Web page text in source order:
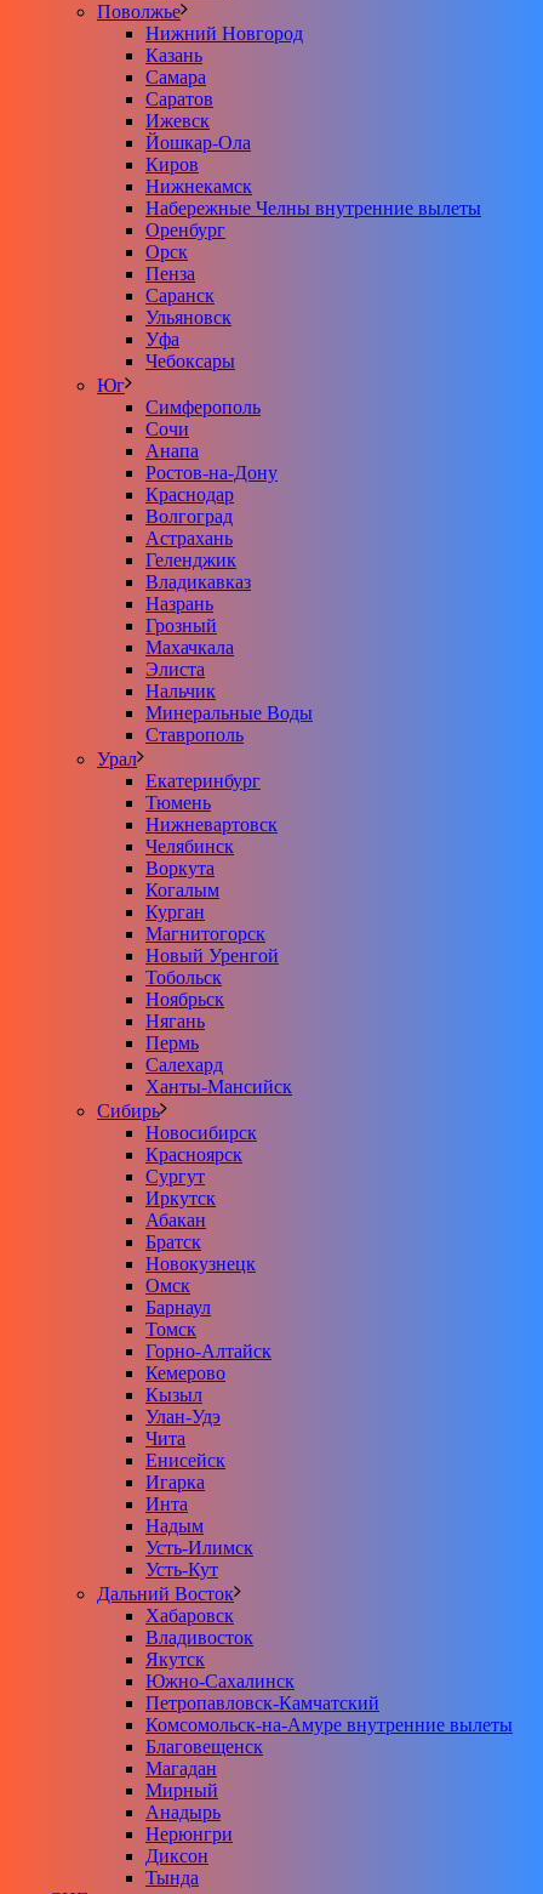
Поволжье
Нижний Новгород
Казань
Самара
Саратов
Ижевск
Йошкар-Ола
Киров
Нижнекамск
Набережные Челны внутренние вылеты
Оренбург
Орск
Пенза
Саранск
Ульяновск
Уфа
Чебоксары
Юг
Симферополь
Сочи
Анапа
Ростов-на-Дону
Краснодар
Волгоград
Астрахань
Геленджик
Владикавказ
Назрань
Грозный
Махачкала
Элиста
Нальчик
Минеральные Воды
Ставрополь
Урал
Екатеринбург
Тюмень
Нижневартовск
Челябинск
Воркута
Когалым
Курган
Магнитогорск
Новый Уренгой
Тобольск
Ноябрьск
Нягань
Пермь
Салехард
Ханты-Мансийск
Сибирь
Новосибирск
Красноярск
Сургут
Иркутск
Абакан
Братск
Новокузнецк
Омск
Барнаул
Томск
Горно-Алтайск
Кемерово
Кызыл
Улан-Удэ
Чита
Енисейск
Игарка
Инта
Надым
Усть-Илимск
Усть-Кут
Дальний Восток
Хабаровск
Владивосток
Якутск
Южно-Сахалинск
Петропавловск-Камчатский
Комсомольск-на-Амуре внутренние вылеты
Благовещенск
Магадан
Мирный
Анадырь
Нерюнгри
Диксон
Тында